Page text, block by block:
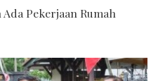
Pekerjaan Rumah